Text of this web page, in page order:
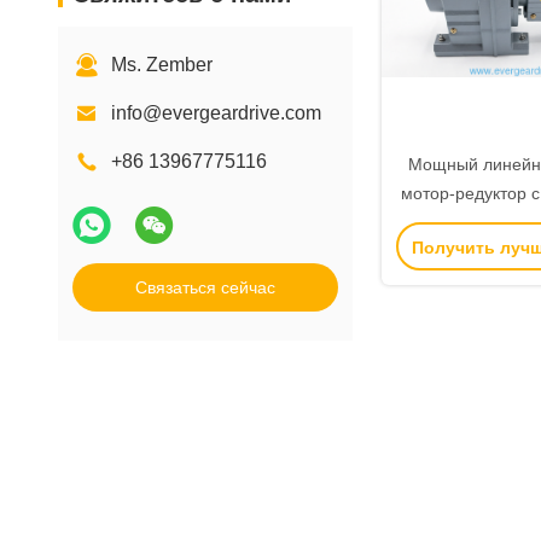
Ms. Zember
info@evergeardrive.com
+86 13967775116
Связаться сейчас
Мощный
мотор-редуктор
обработанными
высокой
Получить